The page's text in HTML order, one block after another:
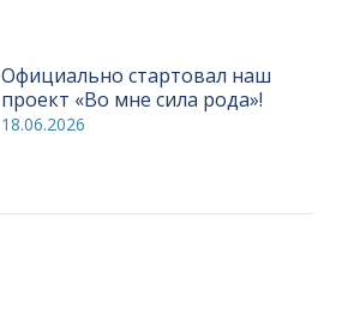
Официально стартовал наш
проект «Во мне сила рода»!
18.06.2026